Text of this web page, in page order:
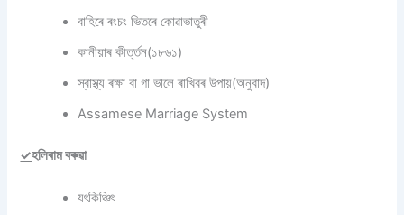
বাহিৰে ৰংচং ভিতৰে কোৱাভাতুৰী
কানীয়াৰ কীৰ্ত্তন(১৮৬১)
স্বাস্থ্য ৰক্ষা বা গা ভালে ৰাখিবৰ উপায়(অনুবাদ)
Assamese Marriage System
✓হলিৰাম বৰুৱা
যৎকিঞ্চিৎ